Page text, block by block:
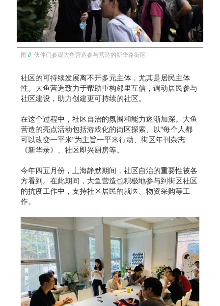
图 // 伙伴们参观大鱼营造参与营造的新华路街区
社区的可持续发展离不开多元主体，尤其是居民主体
性。大鱼营造致力于帮助重构邻里互信，调动居民参与
社区建设，助力创建更可持续的社区。
在这个过程中，社区自治的氛围和能力逐渐加深。大鱼
营造的亮点活动包括游戏化的街区探索、以“每个人都
可以改变一平米”为主旨一平米行动、街区年刊杂志
《新华录》、社区即兴厨房等。
今年四五月份，上海静默期间，社区自治的重要性被各
方看到。在此期间，大鱼营造也积极地参与到街区社区
的抗疫工作中，支持社区居民的就医、物资采购等工
作。